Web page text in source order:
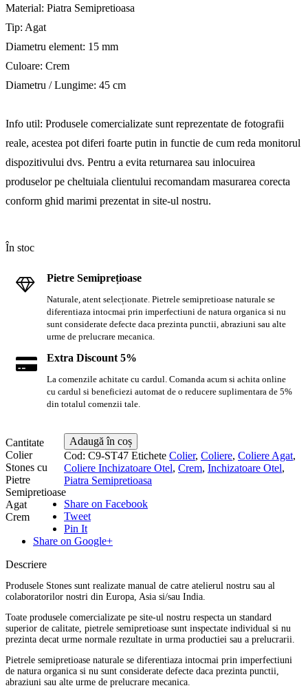
Material: Piatra Semipretioasa
Tip: Agat
Diametru element: 15 mm
Culoare: Crem
Diametru / Lungime: 45 cm
Info util: Produsele comercializate sunt reprezentate de fotografii
reale, acestea pot diferi foarte putin in functie de cum reda monitorul
dispozitivului dvs. Pentru a evita returnarea sau inlocuirea
produselor pe cheltuiala clientului recomandam masurarea corecta
conform ghid marimi prezentat in site-ul nostru.
În stoc
Pietre Semiprețioase
Naturale, atent selecționate. Pietrele semipretioase naturale se
diferentiaza intocmai prin imperfectiuni de natura organica si nu
sunt considerate defecte daca prezinta punctii, abraziuni sau alte
urme de prelucrare mecanica.
Extra Discount 5%
La comenzile achitate cu cardul. Comanda acum si achita online
cu cardul si beneficiezi automat de o reducere suplimentara de 5%
din totalul comenzii tale.
Cantitate
Colier
Stones cu
Pietre
Semipretioase
Agat
Crem
Adaugă în coș
Cod: C9-ST47 Etichete Colier, Coliere, Coliere Agat,
Coliere Inchizatoare Otel, Crem, Inchizatoare Otel,
Piatra Semipretioasa
Share on Facebook
Tweet
Pin It
Share on Google+
Descriere
Produsele Stones sunt realizate manual de catre atelierul nostru sau al
colaboratorilor nostri din Europa, Asia si/sau India.
Toate produsele comercializate pe site-ul nostru respecta un standard
superior de calitate, pietrele semipretioase sunt inspectate individual si nu
prezinta decat urme normale rezultate in urma productiei sau a prelucrarii.
Pietrele semipretioase naturale se diferentiaza intocmai prin imperfectiuni
de natura organica si nu sunt considerate defecte daca prezinta punctii,
abraziuni sau alte urme de prelucrare mecanica.